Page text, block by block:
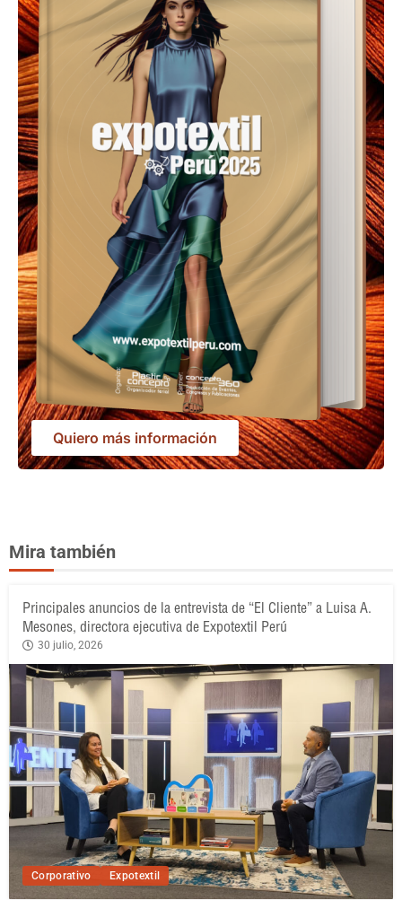
Quiero más información
Mira también
Corporativo Expotextil
Principales anuncios de la entrevista de “El Cliente” a Luisa A.
Mesones, directora ejecutiva de Expotextil Perú
30 julio, 2026